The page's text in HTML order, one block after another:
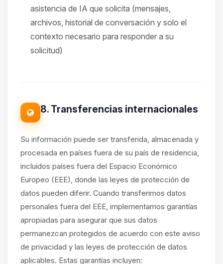
asistencia de IA que solicita (mensajes,
archivos, historial de conversación y solo el
contexto necesario para responder a su
solicitud)
8. Transferencias internacionales
Su información puede ser transferida, almacenada y
procesada en países fuera de su país de residencia,
incluidos países fuera del Espacio Económico
Europeo (EEE), donde las leyes de protección de
datos pueden diferir. Cuando transferimos datos
personales fuera del EEE, implementamos garantías
apropiadas para asegurar que sus datos
permanezcan protegidos de acuerdo con este aviso
de privacidad y las leyes de protección de datos
aplicables. Estas garantías incluyen: